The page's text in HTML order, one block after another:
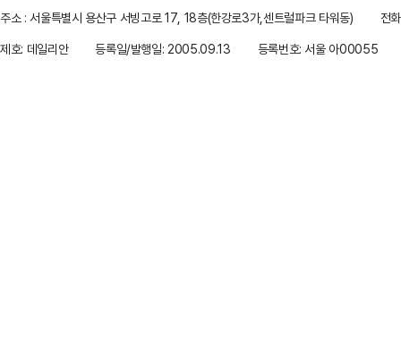
주소 : 서울특별시 용산구 서빙고로 17, 18층(한강로3가,센트럴파크 타워동)
전
제호: 데일리안
등록일/발행일: 2005.09.13 등록번호: 서울 아00055